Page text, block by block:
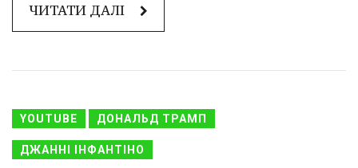
ЧИТАТИ ДАЛІ
YOUTUBE ДОНАЛЬД ТРАМП
ДЖАННІ ІНФАНТІНО